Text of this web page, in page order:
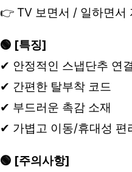
👉 TV 보면서 / 일하면서
🟢 [특징]
✔ 안정적인 스냅단추 연
✔ 간편한 탈부착 코드
✔ 부드러운 촉감 소재
✔ 가볍고 이동/휴대성 편
🟢 [주의사항]